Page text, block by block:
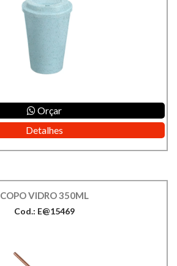
Orçar
Detalhes
COPO VIDRO 350ML
Cod.: E@15469